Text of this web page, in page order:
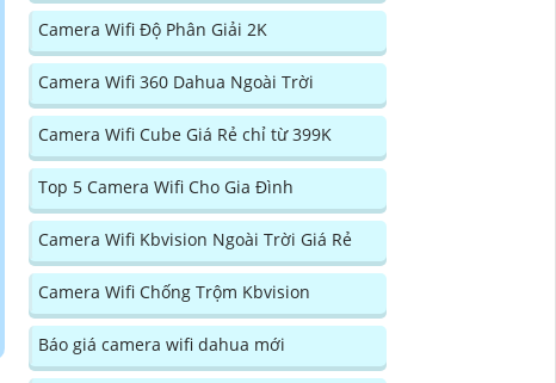
Camera Wifi Độ Phân Giải 2K
Camera Wifi 360 Dahua Ngoài Trời
Camera Wifi Cube Giá Rẻ chỉ từ 399K
Top 5 Camera Wifi Cho Gia Đình
Camera Wifi Kbvision Ngoài Trời Giá Rẻ
Camera Wifi Chống Trộm Kbvision
Báo giá camera wifi dahua mới